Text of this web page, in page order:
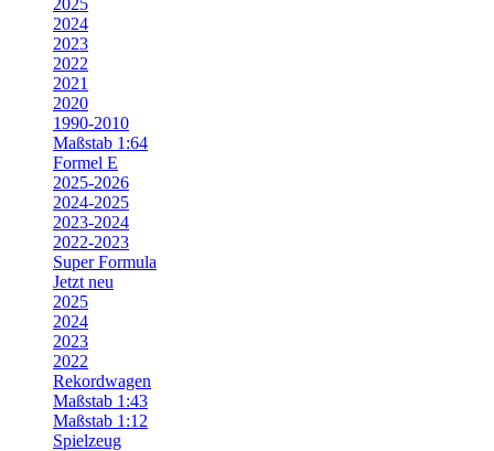
2025
2024
2023
2022
2021
2020
1990-2010
Maßstab 1:64
Formel E
2025-2026
2024-2025
2023-2024
2022-2023
Super Formula
Jetzt neu
2025
2024
2023
2022
Rekordwagen
Maßstab 1:43
Maßstab 1:12
Spielzeug